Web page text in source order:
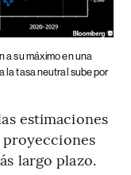
a su máximo en una
la tasa neutral sube por
estimaciones
proyecciones
largo plazo.